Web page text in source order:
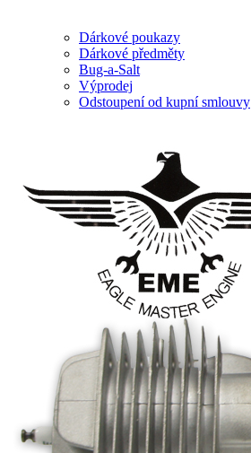
Dárkové poukazy
Dárkové předměty
Bug-a-Salt
Výprodej
Odstoupení od kupní smlouvy